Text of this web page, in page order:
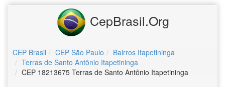
CepBrasil.Org
CEP Brasil CEP São Paulo
Bairros Itapetininga
Terras de Santo Antônio Itapetininga
CEP 18213675 Terras de Santo Antônio Itapetininga